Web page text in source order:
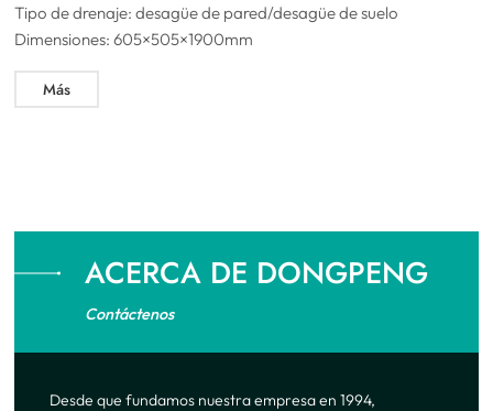
Tipo de drenaje: desagüe de pared/desagüe de suelo
Dimensiones: 605×505×1900mm
Más
ACERCA DE DONGPENG
Contáctenos
Desde que fundamos nuestra empresa en 1994,